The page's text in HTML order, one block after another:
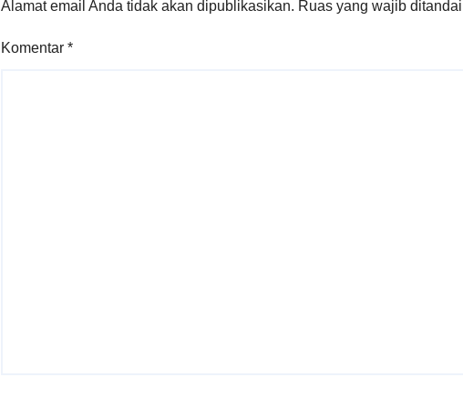
Alamat email Anda tidak akan dipublikasikan. Ruas yang wajib
Komentar *